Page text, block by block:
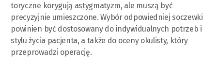
toryczne korygują astygmatyzm, ale muszą być
precyzyjnie umieszczone. Wybór odpowiedniej soczewki
powinien być dostosowany do indywidualnych potrzeb i
stylu życia pacjenta, a także do oceny okulisty, który
przeprowadzi operację.